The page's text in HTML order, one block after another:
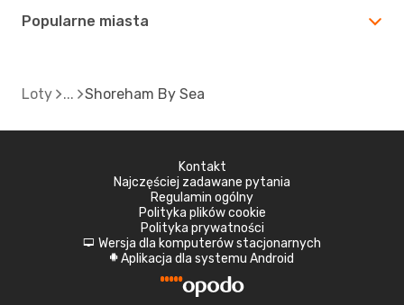
Popularne miasta
Loty Shoreham By Sea
Kontakt
Najczęściej zadawane pytania
Regulamin ogólny
Polityka plików cookie
Polityka prywatności
d Wersja dla komputerów stacjonarnych
A Aplikacja dla systemu Android